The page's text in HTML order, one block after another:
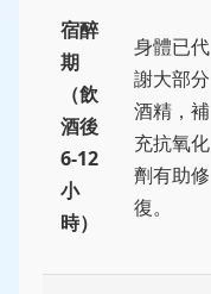
宿醉
期
（飲
酒後
6-12
小
時）
身體已代
謝大部分
酒精，補
充抗氧化
劑有助修
復。